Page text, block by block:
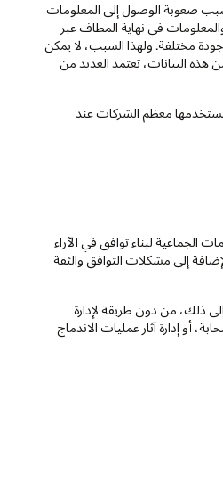
صعوبة الوصول إلى المعلومات
في نهاية المطاف عبر
مختلفة. ولهذا السبب، لا يمكن
هذه البيانات، تعتمد العديد من
تستخدمها معظم الشركات عند
الجماعية لبناء توافق في الآراء
إلى مشكلات التوافق والثقة
ذلك، من دون طريقة لإدارة
أو إدارة آثار عمليات الاندماج